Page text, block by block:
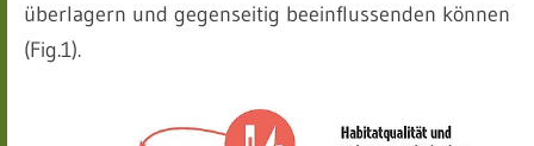
überlagern und gegenseitig beeinflussenden können
(Fig.1).